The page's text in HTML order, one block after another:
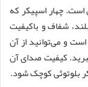
چهار اسپیکر که
شفاف و باکیفیت
و می‌توانید از آن
کیفیت صدای آن
بلوتوثی کوچک شود.